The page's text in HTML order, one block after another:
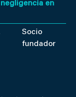
en
Socio
fundador